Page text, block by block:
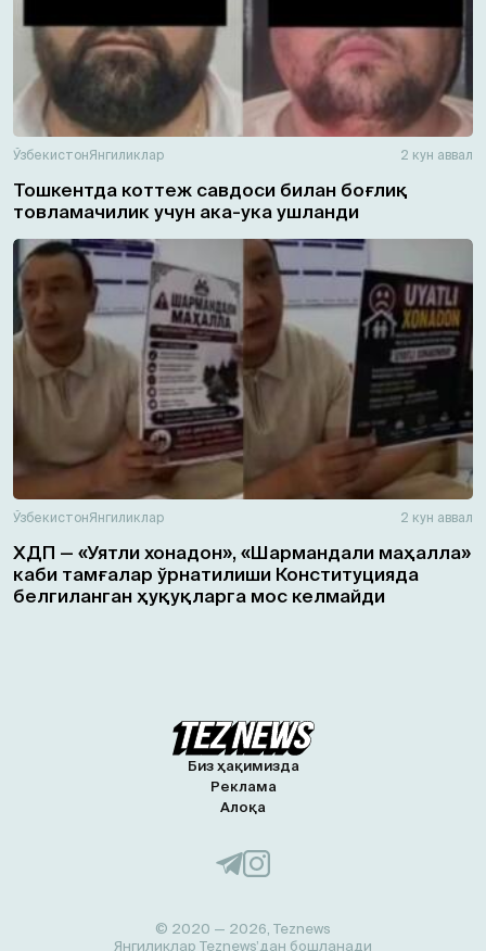
ЎзбекистонЯнгиликлар 2 кун аввал
Тошкентда коттеж савдоси билан боғлиқ
товламачилик учун ака-ука ушланди
ЎзбекистонЯнгиликлар 2 кун аввал
ХДП — «Уятли хонадон», «Шармандали маҳалла»
каби тамғалар ўрнатилиши Конституцияда
белгиланган ҳуқуқларга мос келмайди
Биз ҳақимизда
Реклама
Алоқа
© 2020 — 2026, Teznews
Янгиликлар Teznews’дан бошланади